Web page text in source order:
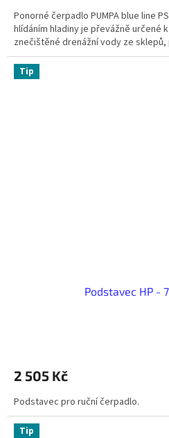
Ponorné čerpadlo PUMPA blue line
hlídáním hladiny je převážně určené
znečištěné drenážní vody ze sklepů,
Tip
Podstavec HP -
2 505 Kč
Podstavec pro ruční čerpadlo.
Tip